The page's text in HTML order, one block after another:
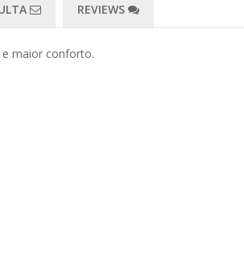
REVIEWS
maior conforto.